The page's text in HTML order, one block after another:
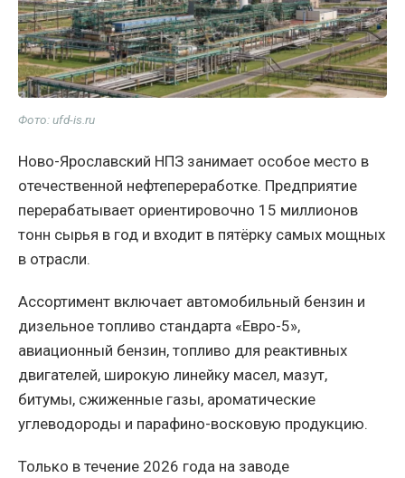
Фото: ufd-is.ru
Ново-Ярославский НПЗ занимает особое место в
отечественной нефтепереработке. Предприятие
перерабатывает ориентировочно 15 миллионов
тонн сырья в год и входит в пятёрку самых мощных
в отрасли.
Ассортимент включает автомобильный бензин и
дизельное топливо стандарта «Евро-5»,
авиационный бензин, топливо для реактивных
двигателей, широкую линейку масел, мазут,
битумы, сжиженные газы, ароматические
углеводороды и парафино-восковую продукцию.
Только в течение 2026 года на заводе